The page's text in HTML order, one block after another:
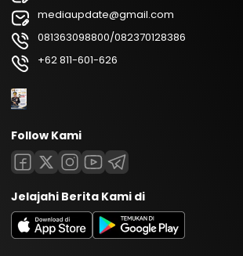
mediaupdate@gmail.com
081363098800/082370128386
+62 811-601-626
Follow Kami
Jelajahi Berita Kami di